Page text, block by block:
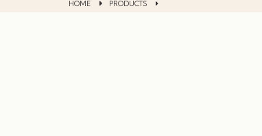
HOME PRODUCTS